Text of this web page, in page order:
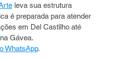
leva sua estrutura
é preparada para atender
em Del Castilho até
Gávea.
WhatsApp.